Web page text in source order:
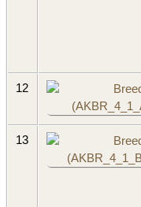
12
13